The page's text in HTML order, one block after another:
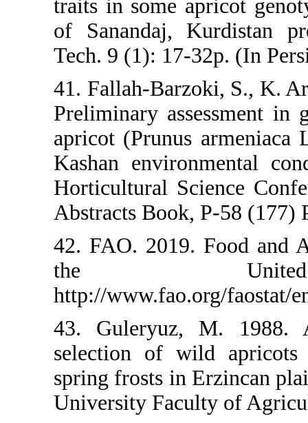
traits in some
of Sanandaj,
Tech. 9 (1):
41. Fallah-
Preliminary
apricot
Kashan
Horticultural
Abstracts
42. FAO.
the
http://
43.
selection of
spring frosts in
University